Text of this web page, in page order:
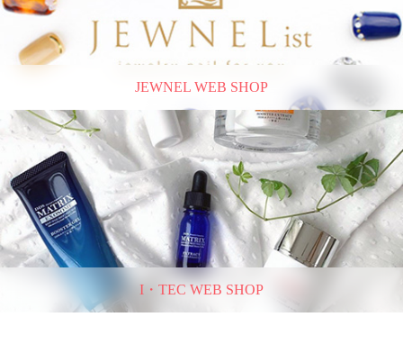
JEWNEL WEB SHOP
I・TEC WEB SHOP